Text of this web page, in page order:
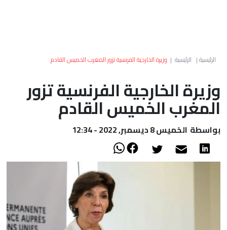
العالم
أعمدة
الصحراء
الرئيسية| الرئيسية | وزيرة الخارجية الفرنسية تزور المغرب الخميس القادم
وزيرة الخارجية الفرنسية تزور
المغرب الخميس القادم
بواسطة الخميس 8 ديسمبر, 2022 - 12:34